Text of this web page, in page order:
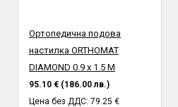
Ортопедична подова
настилка ORTHOMAT
DIAMOND 0.9 х 1.5 M
95.10 € (186.00 лв.)
Цена без ДДС: 79.25 €